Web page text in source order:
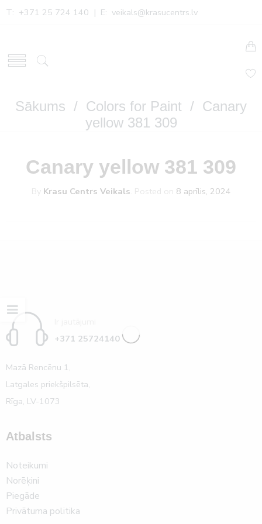
T: +371 25 724 140 | E: veikals@krasucentrs.lv
Sākums / Colors for Paint / Canary
yellow 381 309
Canary yellow 381 309
By Krasu Centrs Veikals Posted on 8 aprīlis, 2024
+371 25724140
Mazā Rencēnu 1,
Latgales priekšpilsēta,
Rīga, LV-1073
Atbalsts
Noteikumi
Norēķini
Piegāde
Privātuma politika